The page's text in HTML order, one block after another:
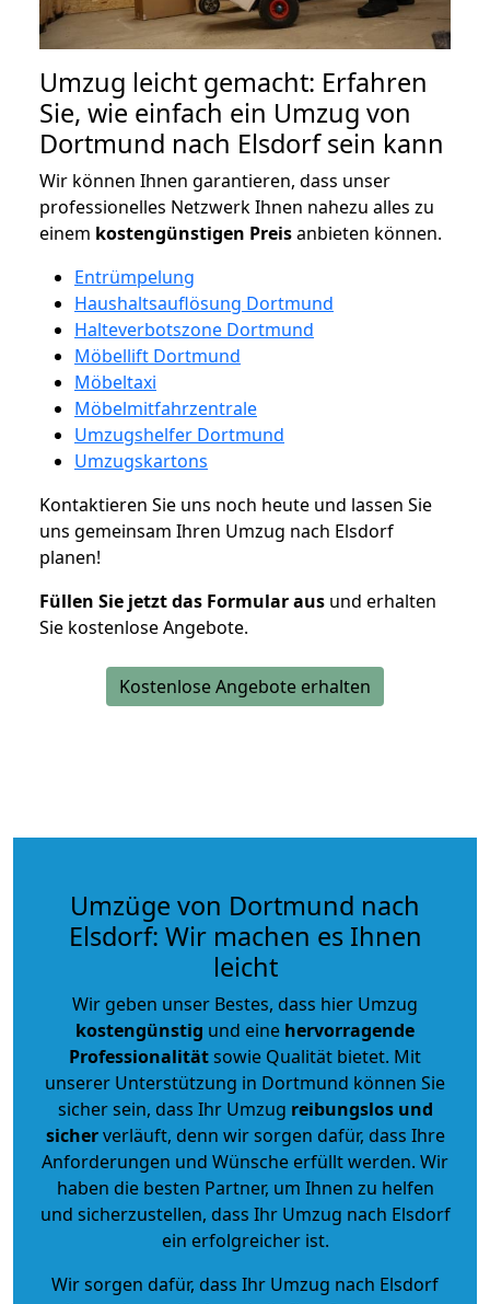
Umzug leicht gemacht: Erfahren
Sie, wie einfach ein Umzug von
Dortmund nach Elsdorf sein kann
Wir können Ihnen garantieren, dass unser
professionelles Netzwerk Ihnen nahezu alles zu
einem kostengünstigen Preisanbieten können.
Entrümpelung
Haushaltsauflösung Dortmund
Halteverbotszone Dortmund
Möbellift Dortmund
Möbeltaxi
Möbelmitfahrzentrale
Umzugshelfer Dortmund
Umzugskartons
Kontaktieren Sie uns noch heute und lassen Sie
uns gemeinsam Ihren Umzug nach Elsdorf
planen!
Füllen Sie jetzt das Formular aus und erhalten
Sie kostenlose Angebote.
Kostenlose Angebote erhalten
Umzüge von Dortmund nach
Elsdorf: Wir machen es Ihnen
leicht
Wir geben unser Bestes, dass hier Umzug
kostengünstig und eine hervorragende
Professionalitätsowie Qualität bietet. Mit
unserer Unterstützung in Dortmund können Sie
sicher sein, dass Ihr Umzug reibungslos und
sicherverläuft, denn wir sorgen dafür, dass Ihre
Anforderungen und Wünsche erfüllt werden. Wir
haben die besten Partner, um Ihnen zu helfen
und sicherzustellen, dass Ihr Umzug nach Elsdorf
ein erfolgreicher ist.
Wir sorgen dafür, dass Ihr Umzug nach Elsdorf